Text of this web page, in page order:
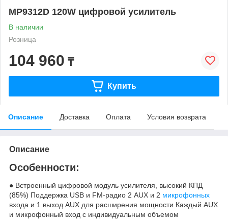
MP9312D 120W цифровой усилитель
В наличии
Розница
104 960 ₸
Купить
Описание Доставка Оплата Условия возврата
Описание
Особенности:
● Встроенный цифровой модуль усилителя, высокий КПД
(85%) Поддержка USB и FM-радио 2 AUX и 2 микрофонных
входа и 1 выход AUX для расширения мощности Каждый AUX
и микрофонный вход с индивидуальным объемом